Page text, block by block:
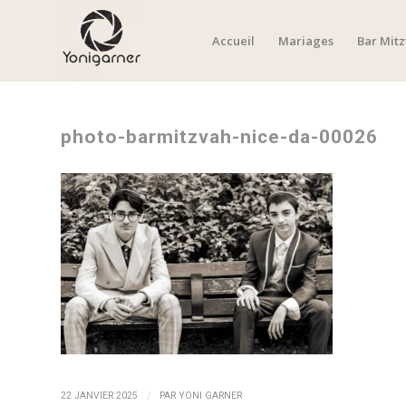
Accueil Mariages Bar
photo-barmitzvah-nice-da-00026
22 JANVIER 2025 / PAR YONI GARNER